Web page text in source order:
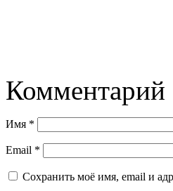
Комментарий
Имя *
Email *
Сохранить моё имя, email и